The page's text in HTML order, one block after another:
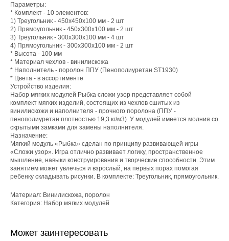
Параметры:
* Комплект - 10 элементов:
1) Треугольник - 450x450x100 мм - 2 шт
2) Прямоугольник - 450x300x100 мм - 2 шт
3) Треугольник - 300x300x100 мм - 4 шт
4) Прямоугольник - 300x300x100 мм - 2 шт
* Высота - 100 мм
* Материал чехлов - винилискожа
* Наполнитель - поролон ППУ (Пенополиуретан ST1930)
* Цвета - в ассортименте
Устройство изделия:
Набор мягких модулей Рыбка сложи узор представляет собой
комплект мягких изделий, состоящих из чехлов сшитых из
винилискожи и наполнителя - прочного поролона (ППУ -
пенополиуретан плотностью 19,3 кг/м3). У модулей имеется молния со
скрытыми замками для замены наполнителя.
Назначение:
Мягкий модуль «Рыбка» сделан по принципу развивающей игры
«Сложи узор». Игра отлично развивает логику, пространственное
мышление, навыки конструирования и творческие способности. Этим
занятием может увлечься и взрослый, на первых порах помогая
ребенку складывать рисунки. В комплекте: Треугольник, прямоугольник.
Материал: Винилискожа, поролон
Категория: Набор мягких модулей
Может заинтересовать